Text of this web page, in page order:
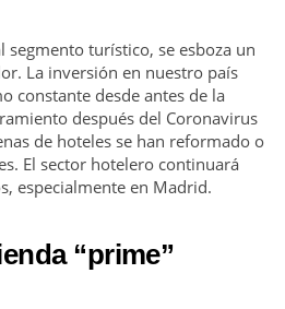
turístico, se esboza un
La inversión en nuestro país
constante desde antes de la
después del Coronavirus
de hoteles se han reformado o
El sector hotelero continuará
especialmente en Madrid.
“prime”